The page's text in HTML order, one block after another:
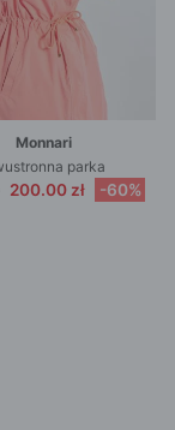
Monnari
parka
200.00 zł -60%